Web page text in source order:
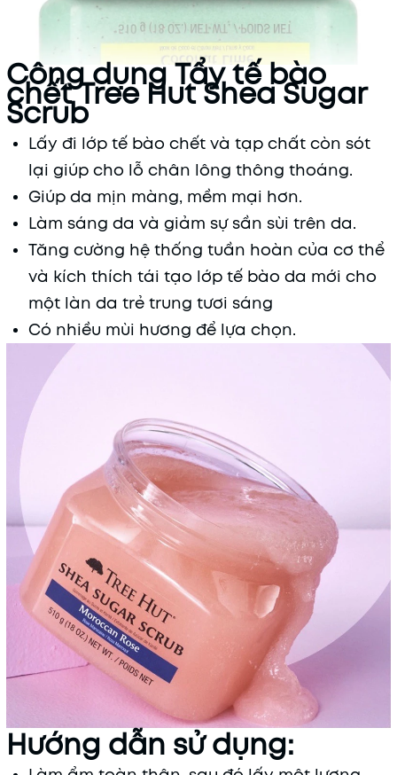
Công dụng Tẩy tế bào
chết Tree Hut Shea Sugar
Scrub
Lấy đi lớp tế bào chết và tạp chất còn sót
lại giúp cho lỗ chân lông thông thoáng.
Giúp da mịn màng, mềm mại hơn.
Làm sáng da và giảm sự sần sùi trên da.
Tăng cường hệ thống tuần hoàn của cơ thể
và kích thích tái tạo lớp tế bào da mới cho
một làn da trẻ trung tươi sáng
Có nhiều mùi hương để lựa chọn.
Hướng dẫn sử dụng: